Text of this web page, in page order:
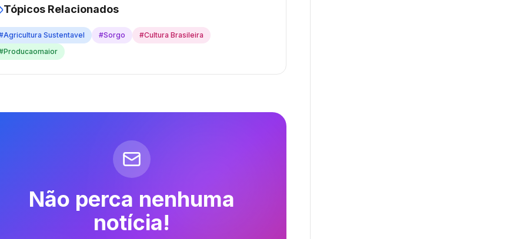
Tópicos Relacionados
Agricultura Sustentavel #Sorgo #Cultura Brasileira
Producaomaior
Não perca nenhuma
notícia!